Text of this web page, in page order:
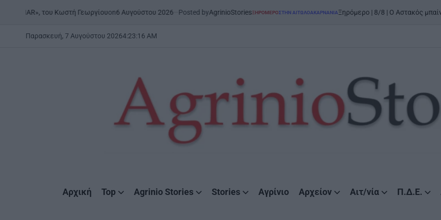
του Κωστή Γεωργίουon6 Αυγούστου 2026 Posted byAgrinioStoriesPOSTED
ΞΗΡΟΜΕΡΟΣΤΗΝ ΑΙΤΩΛΟΑΚΑΡΝΑΝΊΑΞηρόμερο | 8/8 | Ο Αστακός μπαίνει
Παρασκευή, 7 Αυγούστου 20264:23:16 AM
Αρχική Top Agrinio Stories Stories Αγρίνιο Αρχείον Αιτ/νία Π.Δ.Ε.